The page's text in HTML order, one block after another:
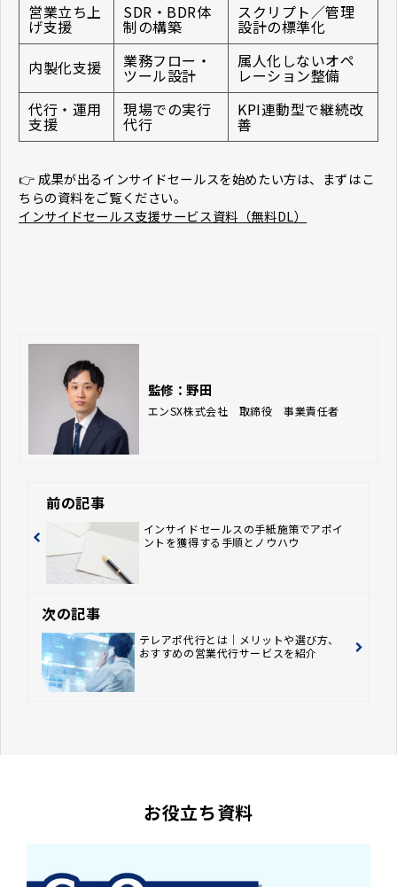
営業立ち上
げ支援
SDR・BDR体
制の構築
スクリプト／管理
設計の標準化
内製化支援
業務フロー・
ツール設計
属人化しないオペ
レーション整備
代行・運用
支援
現場での実行
代行
KPI連動型で継続改
善
👉 成果が出るインサイドセールスを始めたい方は、まずはこ
ちらの資料をご覧ください。
インサイドセールス支援サービス資料（無料DL）
監修：野田
エンSX株式会社　取締役　事業責任者
前の記事
インサイドセールスの手紙施策でアポイ
ントを獲得する手順とノウハウ
次の記事
テレアポ代行とは｜メリットや選び方、
おすすめの営業代行サービスを紹介
お役立ち資料